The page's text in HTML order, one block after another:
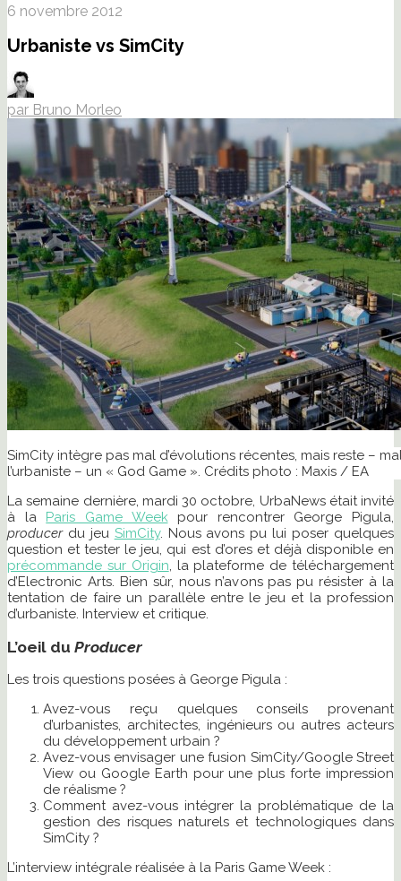
6 novembre 2012
Urbaniste vs SimCity
par Bruno Morleo
SimCity intègre pas mal d’évolutions récentes, mais reste –
l’urbaniste – un « God Game ». Crédits photo : Maxis / EA
La semaine dernière, mardi 30 octobre, UrbaNews était invité
à la Paris Game Weekpour rencontrer George Pigula,
producerdu jeu SimCity. Nous avons pu lui poser quelques
question et tester le jeu, qui est d’ores et déjà disponible en
précommande sur Origin, la plateforme de téléchargement
d’Electronic Arts. Bien sûr, nous n’avons pas pu résister à la
tentation de faire un parallèle entre le jeu et la profession
d’urbaniste. Interview et critique.
L’oeil du Producer
Les trois questions posées à George Pigula :
Avez-vous reçu quelques conseils provenant
d’urbanistes, architectes, ingénieurs ou autres acteurs
du développement urbain ?
Avez-vous envisager une fusion SimCity/Google Street
View ou Google Earth pour une plus forte impression
de réalisme ?
Comment avez-vous intégrer la problématique de la
gestion des risques naturels et technologiques dans
SimCity ?
L’interview intégrale réalisée à la Paris Game Week :